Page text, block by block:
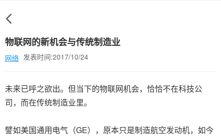
物联网的新机会与传统制造业
网络 发表时间:2017/10/24
未来已呼之欲出。但当下的物联网机会，恰恰不在科技公
司，而在传统制造业里。
譬如美国通用电气（GE），原本只是制造航空发动机，如今